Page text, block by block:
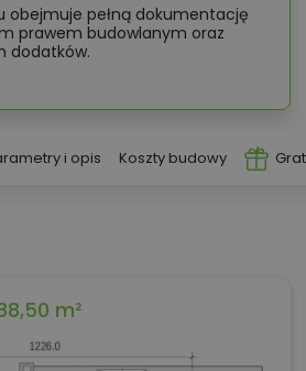
obejmuje pełną dokumentację
prawem budowlanym oraz
dodatków.
i opis Koszty budowy
m²